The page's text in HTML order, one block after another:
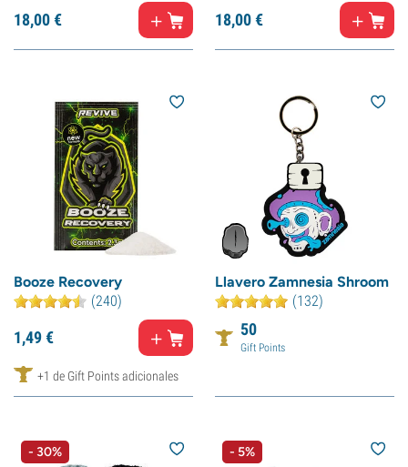
18,00€ 18,00€
Booze Recovery
(240)
1,49€
+1 de Gift Points adicionales
Llavero Zamnesia Shroom
(132)
50
Gift Points
- 30% - 5%